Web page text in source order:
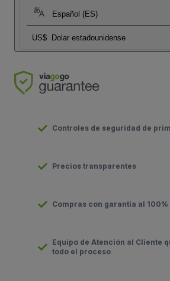
Español (ES)
US$ Dolar estadounidense
Controles de seguridad de
Precios transparentes
Compras con garantía al 100%
Equipo de Atención al Cliente
todo el proceso